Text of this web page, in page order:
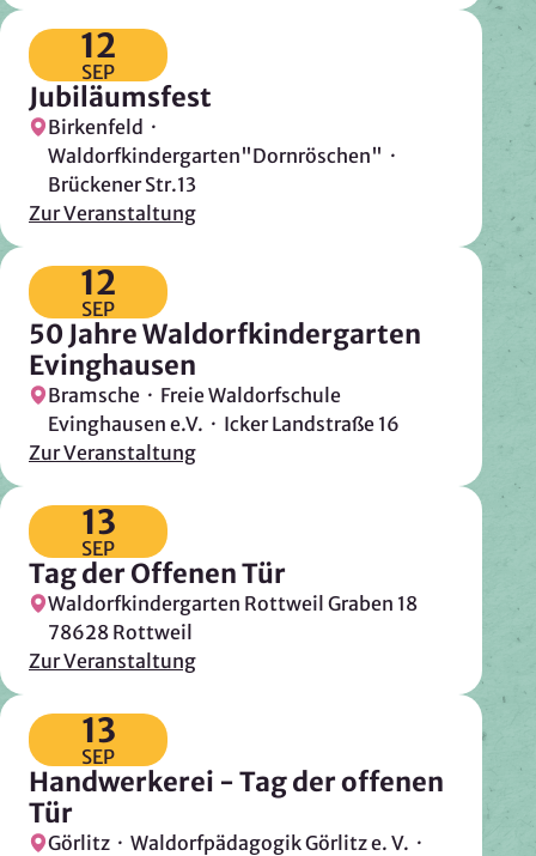
12
SEP
Jubiläumsfest
Birkenfeld ·
Waldorfkindergarten"Dornröschen" ·
Brückener Str.13
Zur Veranstaltung
12
SEP
50 Jahre Waldorfkindergarten
Evinghausen
Bramsche · Freie Waldorfschule
Evinghausen e.V. · Icker Landstraße 16
Zur Veranstaltung
13
SEP
Tag der Offenen Tür
Waldorfkindergarten Rottweil Graben 18
78628 Rottweil
Zur Veranstaltung
13
SEP
Handwerkerei - Tag der offenen
Tür
Görlitz · Waldorfpädagogik Görlitz e. V. ·
Zweck:
Reichweitenmessung, technische Optimierung
Cookie Laufzeit:
180 Tage
Hosting: DomainFactory GmbH, Deutschland
Rechtsgrundlage: Art. 6 Abs. 1 lit. f DSGVO
IP-Anonymisierung: aktiviert
Mailjet
Anbieter:
Mailjet GmbH
Zweck:
Anmeldung und Versand von Newslettern